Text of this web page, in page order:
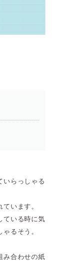
いらっしゃる
います。
ている時に気
るそう。
み合わせの紙